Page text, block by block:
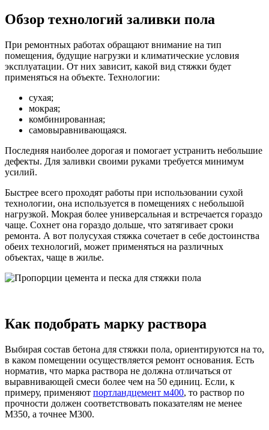
Обзор технологий заливки пола
При ремонтных работах обращают внимание на тип
помещения, будущие нагрузки и климатические условия
эксплуатации. От них зависит, какой вид стяжки будет
применяться на объекте. Технологии:
сухая;
мокрая;
комбинированная;
самовыравнивающаяся.
Последняя наиболее дорогая и помогает устранить небольшие
дефекты. Для заливки своими руками требуется минимум
усилий.
Быстрее всего проходят работы при использовании сухой
технологии, она используется в помещениях с небольшой
нагрузкой. Мокрая более универсальная и встречается гораздо
чаще. Сохнет она гораздо дольше, что затягивает сроки
ремонта. А вот полусухая стяжка сочетает в себе достоинства
обеих технологий, может применяться на различных
объектах, чаще в жилье.
Как подобрать марку раствора
Выбирая состав бетона для стяжки пола, ориентируются на то,
в каком помещении осуществляется ремонт основания. Есть
норматив, что марка раствора не должна отличаться от
выравнивающей смеси более чем на 50 единиц. Если, к
примеру, применяют портландцемент м400, то раствор по
прочности должен соответствовать показателям не менее
М350, а точнее М300.